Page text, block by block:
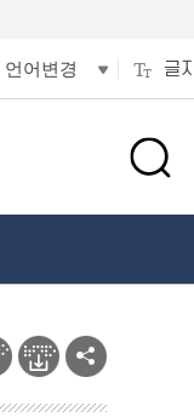
언어변경 글
검
창